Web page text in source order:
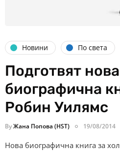
Новини По света
Подготвят нова
биографична
Робин Уилямс
ByЖана Попова (HST) 19/08/2014
Нова биографична книга за